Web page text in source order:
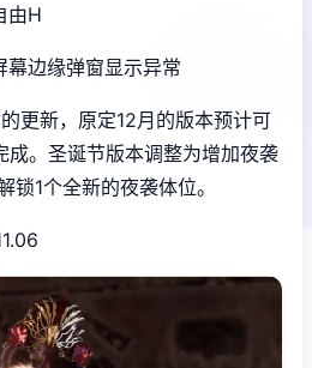
由H
边缘弹窗显示异常
更新，原定12月的版本预计可
。圣诞节版本调整为增加夜袭
1个全新的夜袭体位。